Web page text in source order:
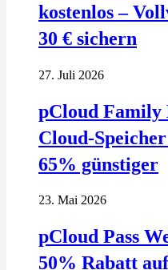
kostenlos –
30 € sichern
27. Juli 2026
pCloud Family
Cloud-
65% günstiger
23. Mai 2026
pCloud Pass
50% Rabatt